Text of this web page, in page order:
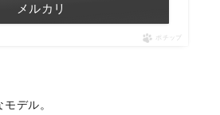
メルカリ
ポチップ
デル。